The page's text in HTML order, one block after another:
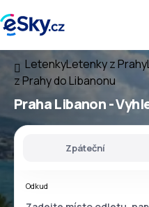
LetenkyLetenky z Prahy
z Prahy do Libanonu
Praha Libanon-
Zpáteční
Odkud